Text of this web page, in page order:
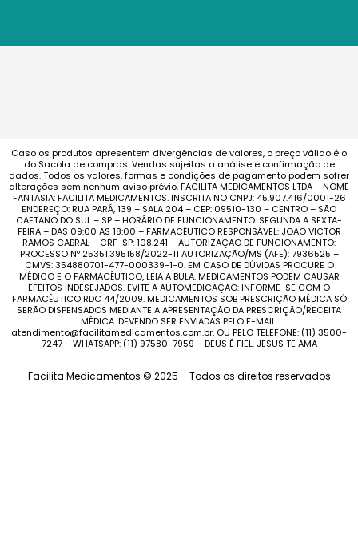
Caso os produtos apresentem divergências de valores, o preço válido é o
do Sacola de compras. Vendas sujeitas a análise e confirmação de
dados. Todos os valores, formas e condições de pagamento podem sofrer
alterações sem nenhum aviso prévio. FACILITA MEDICAMENTOS LTDA – NOME
FANTASIA: FACILITA MEDICAMENTOS. INSCRITA NO CNPJ: 45.907.416/0001-26
ENDEREÇO: RUA PARÁ, 139 – SALA 204 – CEP: 09510-130 – CENTRO – SÃO
CAETANO DO SUL – SP – HORÁRIO DE FUNCIONAMENTO: SEGUNDA A SEXTA-
FEIRA – DAS 09:00 AS 18:00 – FARMACÊUTICO RESPONSÁVEL: JOAO VICTOR
RAMOS CABRAL – CRF-SP: 108.241 – AUTORIZAÇÃO DE FUNCIONAMENTO:
PROCESSO Nº 25351.395158/2022-11 AUTORIZAÇÃO/MS (AFE): 7936525 –
CMVS: 354880701-477-000339-1-0. EM CASO DE DÚVIDAS PROCURE O
MÉDICO E O FARMACÊUTICO, LEIA A BULA. MEDICAMENTOS PODEM CAUSAR
EFEITOS INDESEJADOS. EVITE A AUTOMEDICAÇÃO: INFORME-SE COM O
FARMACÊUTICO RDC 44/2009. MEDICAMENTOS SOB PRESCRIÇÃO MÉDICA SÓ
SERÃO DISPENSADOS MEDIANTE A APRESENTAÇÃO DA PRESCRIÇÃO/RECEITA
MÉDICA. DEVENDO SER ENVIADAS PELO E-MAIL:
atendimento@facilitamedicamentos.com.br, OU PELO TELEFONE: (11) 3500-
7247 – WHATSAPP: (11) 97580-7959 – DEUS É FIEL. JESUS TE AMA
Facilita Medicamentos © 2025 – Todos os direitos reservados